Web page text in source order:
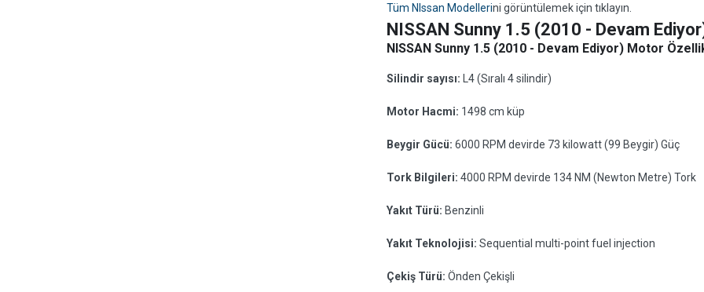
Tüm NIssan Modellerini görüntülemek için tıklayın.
NISSAN Sunny 1.5 (2010 - Devam
NISSAN Sunny 1.5 (2010 - Devam Ediyor) Motor
Silindir sayısı: L4 (Sıralı 4 silindir)
Motor Hacmi: 1498 cm küp
Beygir Gücü: 6000 RPM devirde 73 kilowatt (99 Beygir) Güç
Tork Bilgileri: 4000 RPM devirde 134 NM (Newton Metre) Tork
Yakıt Türü: Benzinli
Yakıt Teknolojisi: Sequential multi-point fuel injection
Çekiş Türü: Önden Çekişli